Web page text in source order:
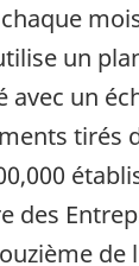
un
avec un
tirés
des
de